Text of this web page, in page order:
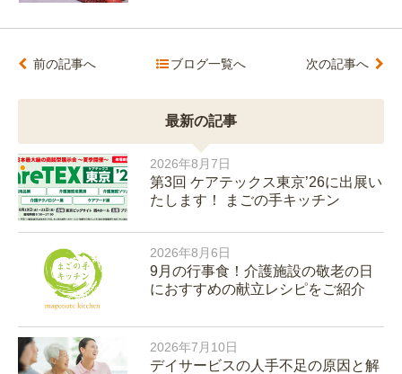
前の記事へ ブログ一覧へ 次の記事へ
最新の記事
2026年8月7日
第3回 ケアテックス東京’26に出展い
たします！ まごの手キッチン
2026年8月6日
9月の行事食！介護施設の敬老の日
におすすめの献立レシピをご紹介
2026年7月10日
デイサービスの人手不足の原因と解